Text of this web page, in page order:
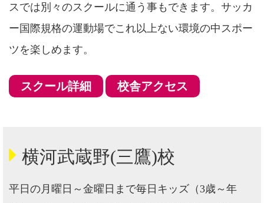
スでは別々のスクールに通う事もできます。サッカ
ー国際規格の運動場でこれ以上ない環境の中スポー
ツを楽しめます。
スクール詳細 校舎アクセス
横河武蔵野(三鷹)校
平日の月曜日～金曜日まで毎日キッズ（3歳～年